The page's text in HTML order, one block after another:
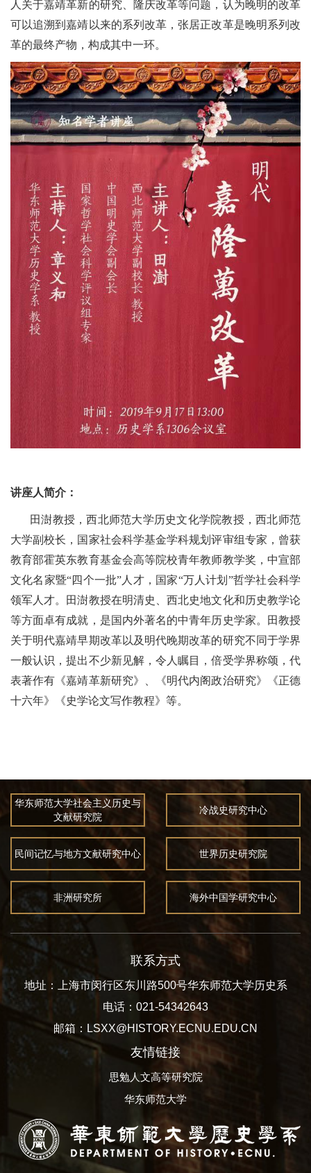
人关于嘉靖革新的研究、隆庆改革等问题，认为晚明的改革
可以追溯到嘉靖以来的系列改革，张居正改革是晚明系列改
革的最终产物，构成其中一环。
讲座人简介：
田澍教授，西北师范大学历史文化学院教授，西北师范
大学副校长，国家社会科学基金学科规划评审组专家，曾获
教育部霍英东教育基金会高等院校青年教师教学奖，中宣部
文化名家暨“四个一批”人才，国家“万人计划”哲学社会科学
领军人才。田澍教授在明清史、西北史地文化和历史教学论
等方面卓有成就，是国内外著名的中青年历史学家。田教授
关于明代嘉靖早期改革以及明代晚期改革的研究不同于学界
一般认识，提出不少新见解，令人瞩目，倍受学界称颂，代
表著作有《嘉靖革新研究》、《明代内阁政治研究》《正德
十六年》《史学论文写作教程》等。
华东师范大学社会主义历史与
文献研究院
冷战史研究中心
民间记忆与地方文献研究中心 世界历史研究院
非洲研究所 海外中国学研究中心
联系方式
地址：上海市闵行区东川路500号华东师范大学历史系
电话：021-54342643
邮箱：LSXX@HISTORY.ECNU.EDU.CN
友情链接
思勉人文高等研究院
华东师范大学